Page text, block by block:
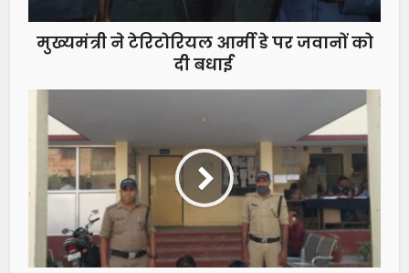
मुख्यमंत्री ने टेरिटोरियल आर्मी डे पर जवानों को
दी बधाई